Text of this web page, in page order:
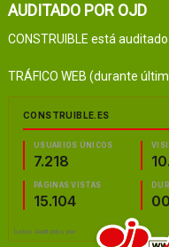
AUDITADO POR OJD
CONSTRUIBLE está
TRÁFICO WEB (durante